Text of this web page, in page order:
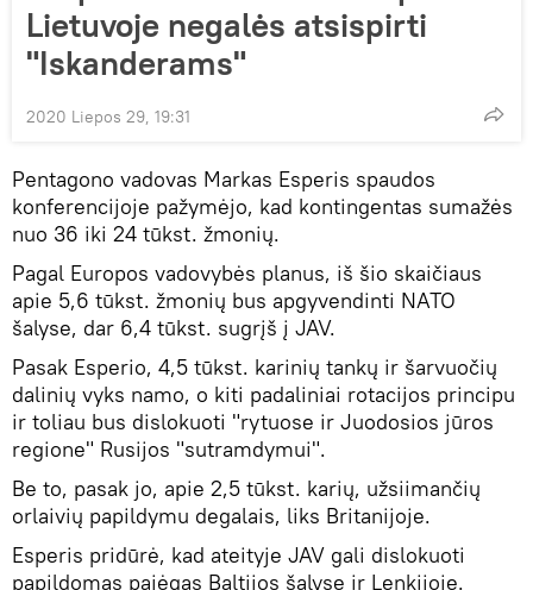
Lietuvoje negalės atsispirti
"Iskanderams"
2020 Liepos 29, 19:31
Pentagono vadovas Markas Esperis spaudos
konferencijoje pažymėjo, kad kontingentas sumažės
nuo 36 iki 24 tūkst. žmonių.
Pagal Europos vadovybės planus, iš šio skaičiaus
apie 5,6 tūkst. žmonių bus apgyvendinti NATO
šalyse, dar 6,4 tūkst. sugrįš į JAV.
Pasak Esperio, 4,5 tūkst. karinių tankų ir šarvuočių
dalinių vyks namo, o kiti padaliniai rotacijos principu
ir toliau bus dislokuoti "rytuose ir Juodosios jūros
regione" Rusijos "sutramdymui".
Be to, pasak jo, apie 2,5 tūkst. karių, užsiimančių
orlaivių papildymu degalais, liks Britanijoje.
Esperis pridūrė, kad ateityje JAV gali dislokuoti
papildomas pajėgas Baltijos šalyse ir Lenkijoje.